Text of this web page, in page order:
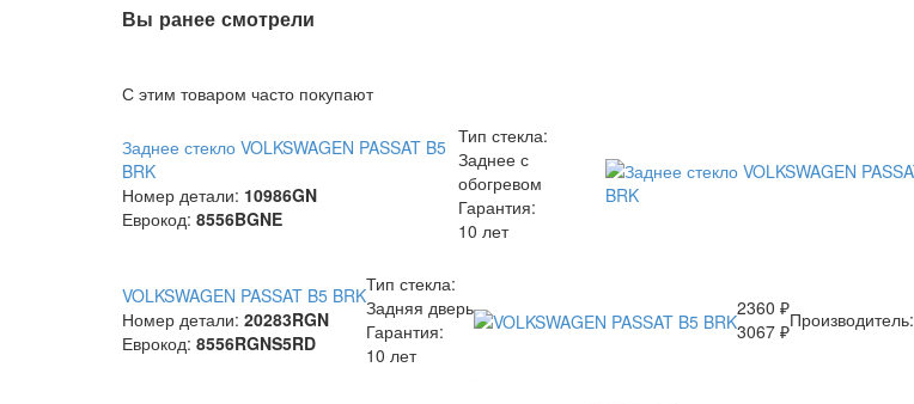
Вы ранее смотрели
С этим товаром часто покупают
Заднее стекло VOLKSWAGEN PASSAT B5
BRK
Номер детали: 10986GN
Еврокод: 8556BGNE
Тип стекла:
Заднее с
обогревом
Гарантия:
10 лет
VOLKSWAGEN PASSAT B5 BRK
Номер детали: 20283RGN
Еврокод: 8556RGNS5RD
Тип стекла:
Задняя дверь
Гарантия:
10 лет
2360 ₽
3067 ₽Производитель: